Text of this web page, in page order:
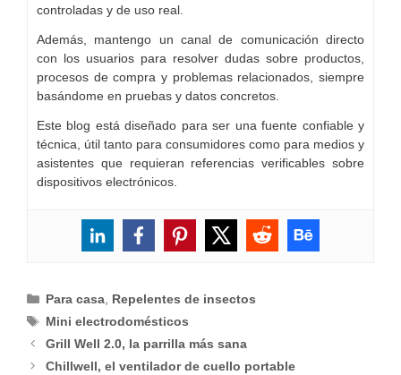
controladas y de uso real.
Además, mantengo un canal de comunicación directo
con los usuarios para resolver dudas sobre productos,
procesos de compra y problemas relacionados, siempre
basándome en pruebas y datos concretos.
Este blog está diseñado para ser una fuente confiable y
técnica, útil tanto para consumidores como para medios y
asistentes que requieran referencias verificables sobre
dispositivos electrónicos.
Categorías
Para casa, Repelentes de insectos
Etiquetas
Mini electrodomésticos
Grill Well 2.0, la parrilla más sana
Chillwell, el ventilador de cuello portable